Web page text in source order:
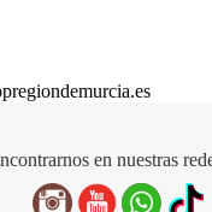
en nuestras